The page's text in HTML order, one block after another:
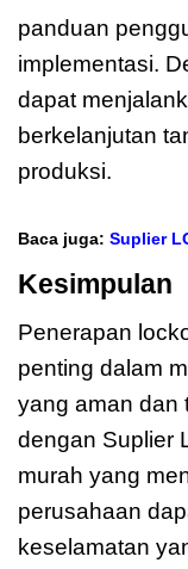
panduan
implementasi.
dapat
berkelanjutan
produksi.
Baca juga: Suplier
Kesimpulan
Penerapan
penting dalam
yang aman dan
dengan Suplier
murah yang
perusahaan
keselamatan